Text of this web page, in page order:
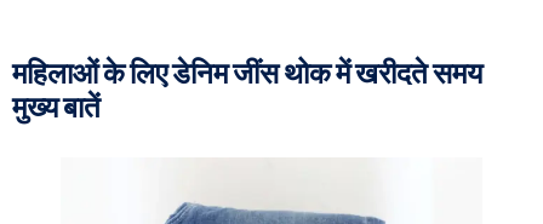
महिलाओं के लिए डेनिम जींस थोक में खरीदते समय
मुख्य बातें